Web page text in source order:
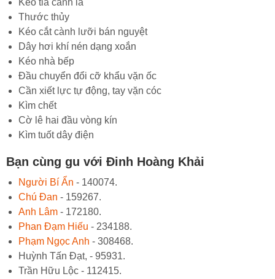
Thước thủy
Kéo cắt cành lưỡi bán nguyệt
Dây hơi khí nén dạng xoắn
Kéo nhà bếp
Đầu chuyển đổi cỡ khẩu vặn ốc
Cần xiết lực tự động, tay vặn cóc
Kìm chết
Cờ lê hai đầu vòng kín
Kìm tuốt dây điện
Bạn cùng gu với Đinh Hoàng Khải
Người Bí Ẩn - 140074.
Chú Đan - 159267.
Anh Lâm - 172180.
Phan Đạm Hiếu - 234188.
Phạm Ngọc Anh - 308468.
Huỳnh Tấn Đạt, - 95931.
Trần Hữu Lộc - 112415.